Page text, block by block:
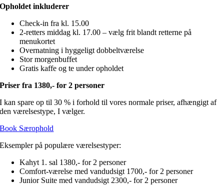
Opholdet inkluderer
Check-in fra kl. 15.00
2-retters middag kl. 17.00 – vælg frit blandt retterne på
menukortet
Overnatning i hyggeligt dobbeltværelse
Stor morgenbuffet
Gratis kaffe og te under opholdet
Priser fra 1380,- for 2 personer
I kan spare op til 30 % i forhold til vores normale priser, afhængigt af
den værelsestype, I vælger.
Book Særophold
Eksempler på populære værelsestyper:
Kahyt 1. sal 1380,- for 2 personer
Comfort-værelse med vandudsigt 1700,- for 2 personer
Junior Suite med vandudsigt 2300,- for 2 personer